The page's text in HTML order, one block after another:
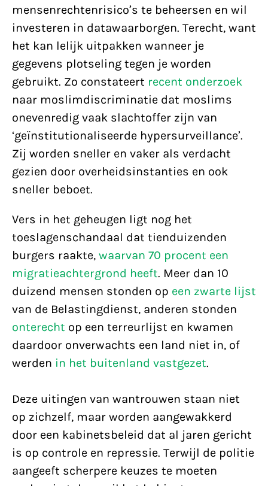
mensenrechtenrisico’s te beheersen en wil
investeren in datawaarborgen. Terecht, want
het kan lelijk uitpakken wanneer je
gegevens plotseling tegen je worden
gebruikt. Zo constateert recent onderzoek
naar moslimdiscriminatie dat moslims
onevenredig vaak slachtoffer zijn van
‘geïnstitutionaliseerde hypersurveillance’.
Zij worden sneller en vaker als verdacht
gezien door overheidsinstanties en ook
sneller beboet.
Vers in het geheugen ligt nog het
toeslagenschandaal dat tienduizenden
burgers raakte, waarvan 70 procent een
migratieachtergrond heeft. Meer dan 10
duizend mensen stonden op een zwarte lijst
van de Belastingdienst, anderen stonden
onterecht op een terreurlijst en kwamen
daardoor onverwachts een land niet in, of
werden in het buitenland vastgezet.
Deze uitingen van wantrouwen staan niet
op zichzelf, maar worden aangewakkerd
door een kabinetsbeleid dat al jaren gericht
is op controle en repressie. Terwijl de politie
aangeeft scherpere keuzes te moeten